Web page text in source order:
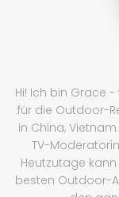
Hi! Ich bin Grace
für die Outdoor-
in China,
TV-
Heutzutage
besten Outdoor-